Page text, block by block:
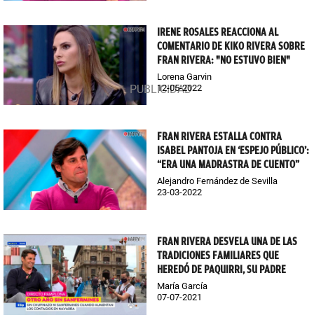
IRENE ROSALES REACCIONA AL
COMENTARIO DE KIKO RIVERA SOBRE
FRAN RIVERA: "NO ESTUVO BIEN"
Lorena Garvin
12-05-2022
FRAN RIVERA ESTALLA CONTRA
ISABEL PANTOJA EN ‘ESPEJO PÚBLICO’:
“ERA UNA MADRASTRA DE CUENTO”
Alejandro Fernández de Sevilla
23-03-2022
FRAN RIVERA DESVELA UNA DE LAS
TRADICIONES FAMILIARES QUE
HEREDÓ DE PAQUIRRI, SU PADRE
María García
07-07-2021